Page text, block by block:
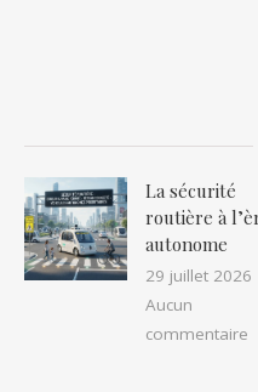
La sécurité
routière à
autonome
29 juillet 2026
Aucun
commentaire